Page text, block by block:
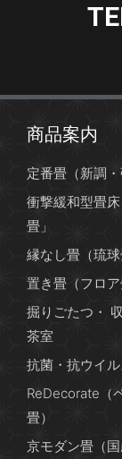
商品案内
定番畳（新調・
衝撃緩和型畳
畳」
縁なし畳（琉球
置き畳（フロア
掘りごたつ・
茶室
抗菌・抗ウイ
ReDecorate（
畳）
京モダン畳（